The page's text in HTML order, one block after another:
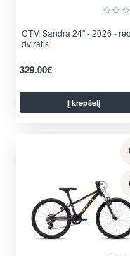
CTM Sandra 24" - 2026 - red
dviratis
329.00€
Į krepšelį